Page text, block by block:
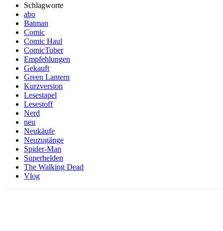
Schlagworte
abo
Batman
Comic
Comic Haul
ComicTuber
Empfehlungen
Gekauft
Green Lantern
Kurzversion
Lesestapel
Lesestoff
Nerd
neu
Neukäufe
Neuzugänge
Spider-Man
Superhelden
The Walking Dead
Vlog